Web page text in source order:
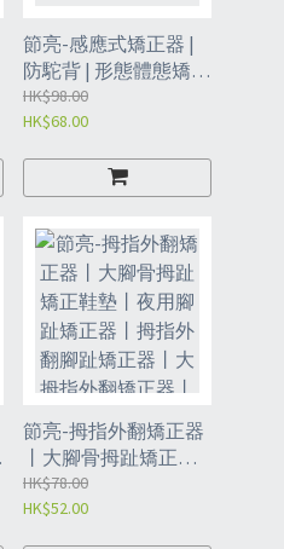
節亮-感應式矯正器 |
防駝背 | 形態體態矯正
| 智能背部感應 |開肩
挺背（JDD）
HK$98.00
HK$68.00
節亮-拇指外翻矯正器
丨大腳骨拇趾矯正鞋
墊丨夜用腳趾矯正器
丨拇指外翻腳趾矯正
HK$78.00
HK$52.00